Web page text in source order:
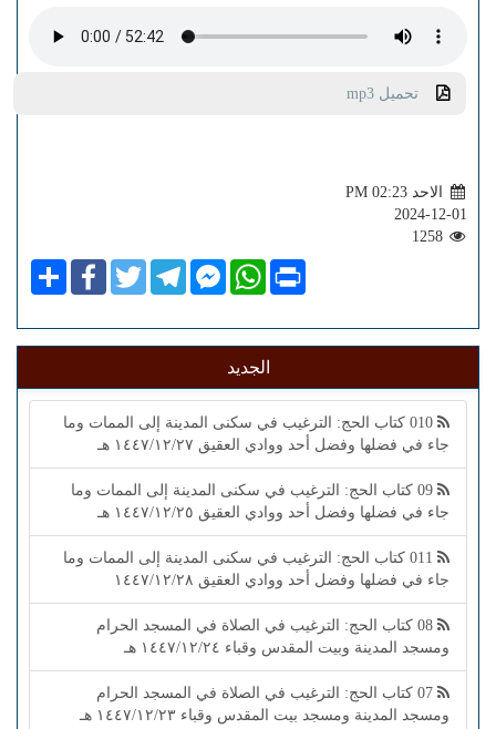
تحميل mp3
الاحد PM 02:23
2024-12-01
ShareFacebookTwitterTelegramFacebook
Messenger
WhatsApp Print
الجديد
010 كتاب الحج: الترغيب في سكنى المدينة إلى الممات وما
جاء في فضلها وفضل أحد ووادي العقيق ١٤٤٧/١٢/٢٧ هـ
09 كتاب الحج: الترغيب في سكنى المدينة إلى الممات وما
جاء في فضلها وفضل أحد ووادي العقيق ١٤٤٧/١٢/٢٥ هـ
011 كتاب الحج: الترغيب في سكنى المدينة إلى الممات وما
جاء في فضلها وفضل أحد ووادي العقيق ١٤٤٧/١٢/٢٨
08 كتاب الحج: الترغيب في الصلاة في المسجد الحرام
ومسجد المدينة وبيت المقدس وقباء ١٤٤٧/١٢/٢٤ هـ
07 كتاب الحج: الترغيب في الصلاة في المسجد الحرام
ومسجد المدينة ومسجد بيت المقدس وقباء ١٤٤٧/١٢/٢٣ هـ